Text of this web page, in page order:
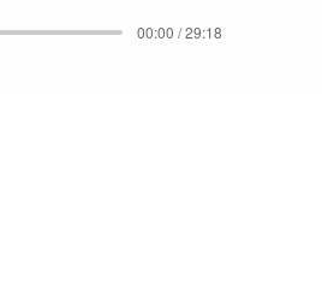
00:00 / 29:18